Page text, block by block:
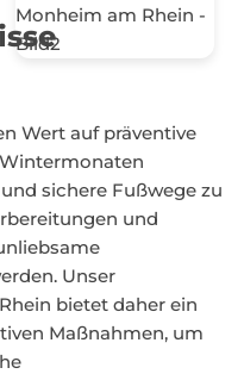
Wert auf präventive
sichere Fußwege zu
und
Unser
bietet daher ein
Maßnahmen, um